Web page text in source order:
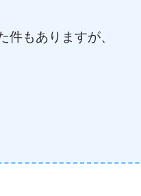
件もありますが、